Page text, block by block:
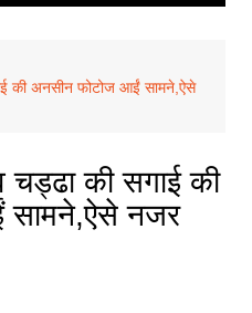
की अनसीन फोटोज आईं सामने,ऐसे
चड्ढा की सगाई की
सामने,ऐसे नजर